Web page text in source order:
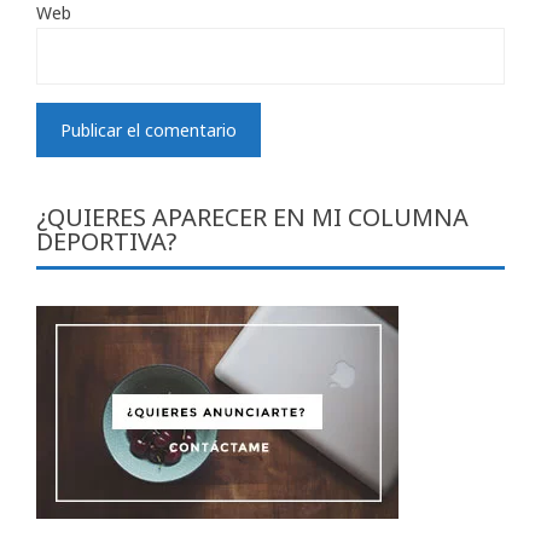
Web
¿QUIERES APARECER EN MI COLUMNA
DEPORTIVA?